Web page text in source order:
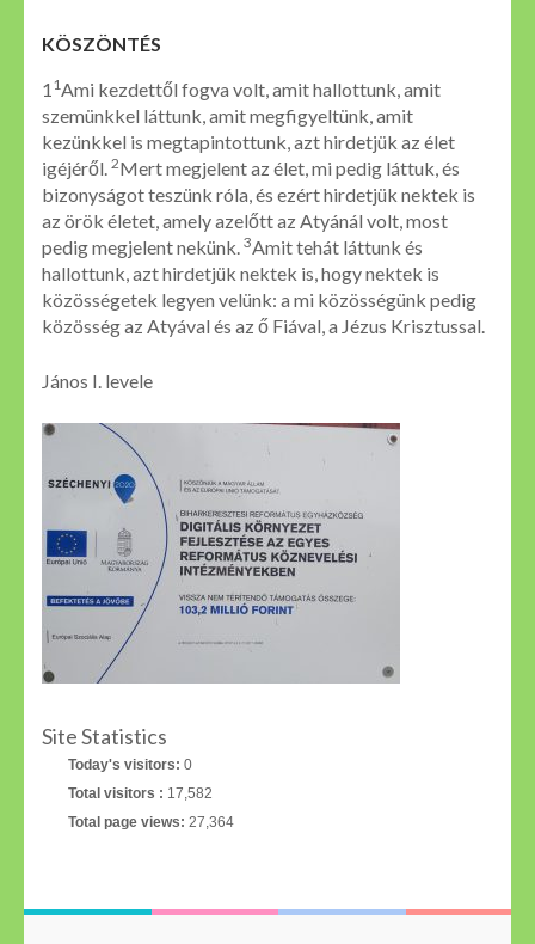
KÖSZÖNTÉS
1 1Ami kezdettől fogva volt, amit hallottunk, amit
szemünkkel láttunk, amit megfigyeltünk, amit
kezünkkel is megtapintottunk, azt hirdetjük az élet
igéjéről. 2Mert megjelent az élet, mi pedig láttuk, és
bizonyságot teszünk róla, és ezért hirdetjük nektek is
az örök életet, amely azelőtt az Atyánál volt, most
pedig megjelent nekünk. 3Amit tehát láttunk és
hallottunk, azt hirdetjük nektek is, hogy nektek is
közösségetek legyen velünk: a mi közösségünk pedig
közösség az Atyával és az ő Fiával, a Jézus Krisztussal.
János I. levele
Site Statistics
Today's visitors: 0
Total visitors : 17,582
Total page views: 27,364